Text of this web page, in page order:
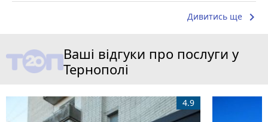
Дивитись ще keyboard_arrow_right
Ваші відгуки про послуги у
Тернополі
4.9